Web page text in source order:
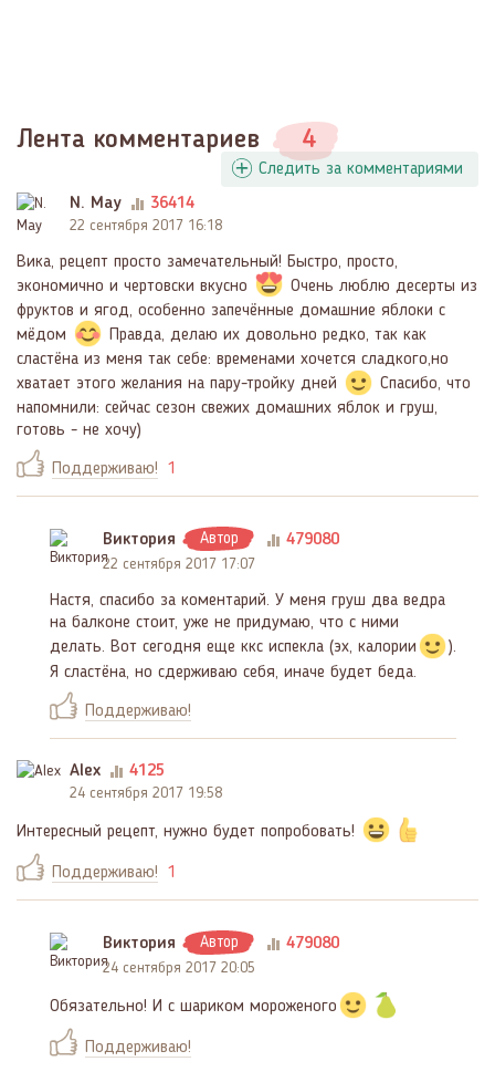
Лента комментариев 4
Следить за комментариями
N. May
36414
22 сентября 2017 16:18
Вика, рецепт просто замечательный! Быстро, просто,
экономично и чертовски вкусно
Очень люблю десерты из
фруктов и ягод, особенно запечённые домашние яблоки с
мёдом
Правда, делаю их довольно редко, так как
сластёна из меня так себе: временами хочется сладкого,но
хватает этого желания на пару-тройку дней
Спасибо, что
напомнили: сейчас сезон свежих домашних яблок и груш,
готовь - не хочу)
Поддерживаю! 1
Виктория Автор 479080
22 сентября 2017 17:07
Настя, спасибо за коментарий. У меня груш два ведра
на балконе стоит, уже не придумаю, что с ними
делать. Вот сегодня еще ккс испекла (эх, калории
).
Я сластёна, но сдерживаю себя, иначе будет беда.
Поддерживаю!
Alex 4125
24 сентября 2017 19:58
Интересный рецепт, нужно будет попробовать!
Поддерживаю! 1
Виктория Автор 479080
24 сентября 2017 20:05
Обязательно! И с шариком мороженого
Поддерживаю!